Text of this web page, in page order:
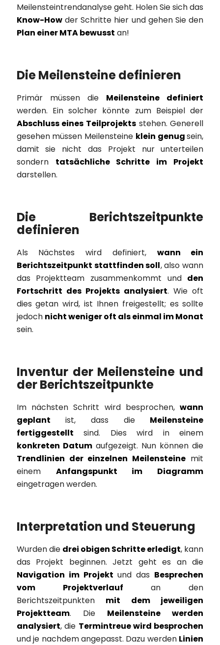
Meilensteintrendanalyse geht. Holen Sie sich das
Know-Howder Schritte hier und gehen Sie den
Plan einer MTA bewusst an!
Die Meilensteine definieren
Primär müssen die Meilensteine definiert
werden. Ein solcher könnte zum Beispiel der
Abschluss eines Teilprojekts stehen. Generell
gesehen müssen Meilensteine klein genugsein,
damit sie nicht das Projekt nur unterteilen
sondern tatsächliche Schritte im Projekt
darstellen.
Die Berichtszeitpunkte
definieren
Als Nächstes wird definiert, wann ein
Berichtszeitpunkt stattfinden soll, also wann
das Projektteam zusammenkommt und den
Fortschritt des Projekts analysiert. Wie oft
dies getan wird, ist Ihnen freigestellt; es sollte
jedoch nicht weniger oft als einmal im Monat
sein.
Inventur der Meilensteine und
der Berichtszeitpunkte
Im nächsten Schritt wird besprochen,wann
geplant ist, dass die Meilensteine
fertiggestellt sind. Dies wird in einem
konkreten Datumaufgezeigt. Nun können die
Trendlinien der einzelnen Meilensteine mit
einem Anfangspunkt im Diagramm
eingetragen werden.
Interpretation und Steuerung
Wurden die drei obigen Schritte erledigt, kann
das Projekt beginnen. Jetzt geht es an die
Navigation im Projekt und das Besprechen
vom Projektverlauf an den
Berichtszeitpunkten mit dem jeweiligen
Projektteam. Die Meilensteine werden
analysiert, die Termintreue wird besprochen
und je nachdem angepasst. Dazu werden Linien